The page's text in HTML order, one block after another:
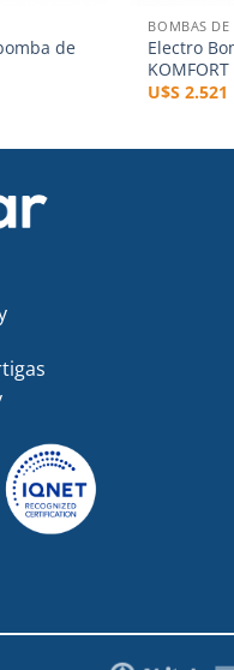
de
BOMBAS DE
Electro
KOMFORT
U$S2.521